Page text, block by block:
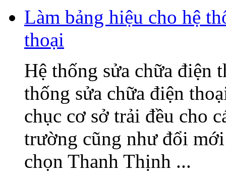
Làm bảng hiệu cho hệ
thoại
Hệ thống sửa chữa điện
thống sửa chữa điện
chục cơ sở trải đều cho
trường cũng như đổi
chọn Thanh Thịnh ...